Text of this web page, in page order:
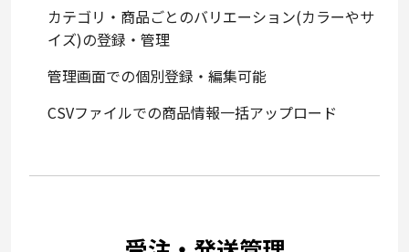
カテゴリ・商品ごとのバリエーション(カラーやサ
イズ)の登録・管理
管理画面での個別登録・編集可能
CSVファイルでの商品情報一括アップロード